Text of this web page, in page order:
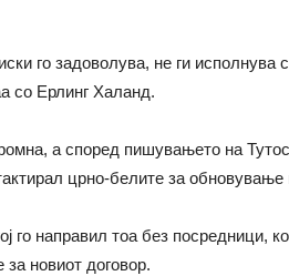
го задоволува, не ги исполнува
со Ерлинг Халанд.
а според пишувањето на
црно-белите за обновување
го направил тоа без посредници,
за новиот договор.